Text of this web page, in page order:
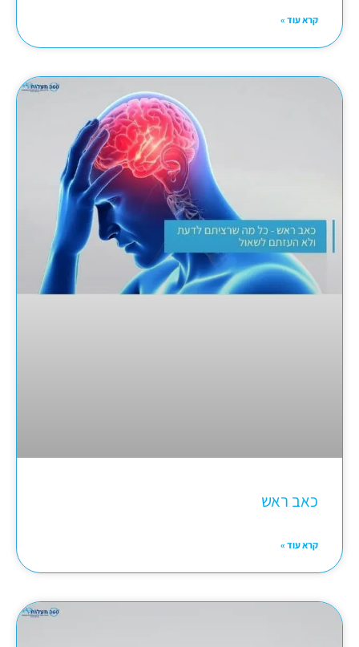
קרא עוד »
כאב ראש
קרא עוד »